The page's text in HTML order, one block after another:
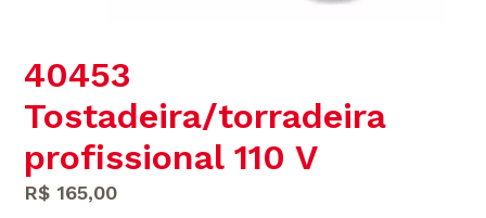
40453
Tostadeira/torradeira
profissional 110 V
Preço
R$ 165,00